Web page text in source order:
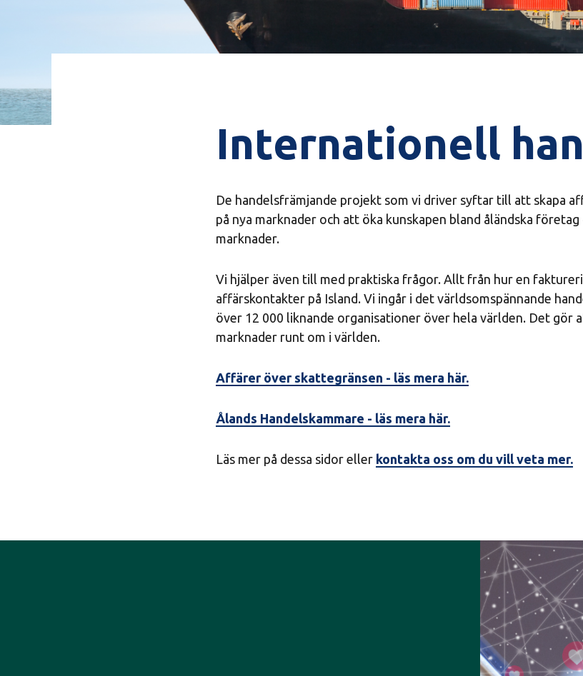
Internationell
De handelsfrämjande projekt som vi driver syftar till att skapa
på nya marknader och att öka kunskapen bland åländska
marknader.
Vi hjälper även till med praktiska frågor. Allt från hur en
affärskontakter på Island. Vi ingår i det världsomspännande
över 12 000 liknande organisationer över hela världen. Det gör
marknader runt om i världen.
Affärer över skattegränsen - läs mera här.
Ålands Handelskammare - läs mera här.
Läs mer på dessa sidor eller kontakta oss om du vill veta mer.